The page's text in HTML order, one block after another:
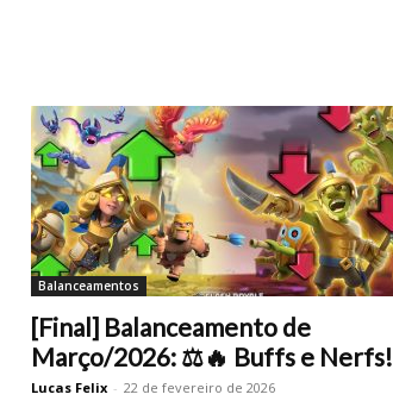
Balanceamentos
[Final] Balanceamento de
Março/2026: ⚖️🔥 Buffs e Nerfs!
Lucas Felix - 22 de fevereiro de 2026